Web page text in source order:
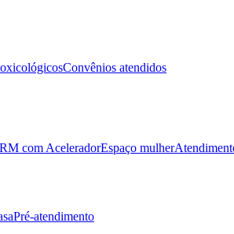
Convênios atendidos
RM com AceleradorEspaço mulher
Pré-atendimento